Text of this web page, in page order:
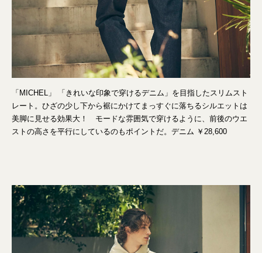
「MICHEL」 「きれいな印象で穿けるデニム」を目指したスリムスト
レート。ひざの少し下から裾にかけてまっすぐに落ちるシルエットは
美脚に見せる効果大！ モードな雰囲気で穿けるように、前後のウエ
ストの高さを平行にしているのもポイントだ。デニム ￥28,600